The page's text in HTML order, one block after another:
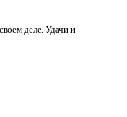
деле. Удачи и